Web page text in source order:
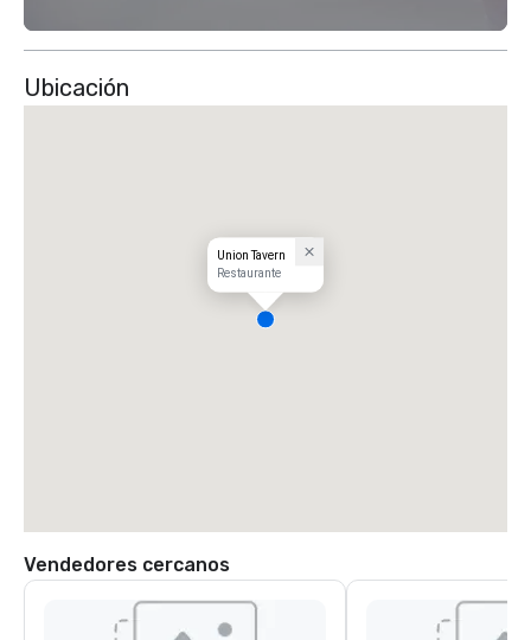
Ubicación
Union Tavern
Restaurante
Vendedores cercanos